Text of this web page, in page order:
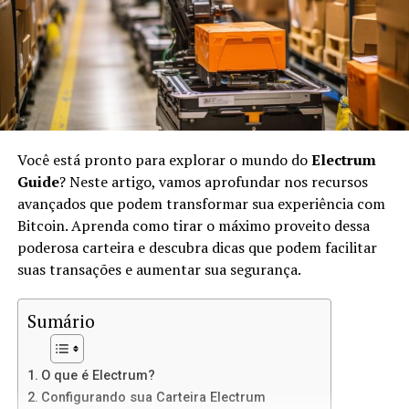
No IPFS, os arquivos são identificados por suas
hashes
únicas, em vez de endereços URL. Isso significa que,
quando você acessar um arquivo, estará acessando sua
versão exata, não importa onde ele esteja armazenado.
O IPFS usa conceitos depeer-to-peer(P2P) para
transferir arquivos diretamente entre os usuários.
Vantagens de Usar IPFS para Sites
Estáticos
Usar IPFS para hospedar sites estáticos oferece várias
vantagens:
Descentralização:
falha, o que significa mais resiliência contra
ataques e censura.
Velocidade:Como os arquivos são distribuídos
Você está pronto para explorar o mundo doElectrum
Guide? Neste artigo, vamos aprofundar nos recursos
avançados que podem transformar sua experiência com
Bitcoin. Aprenda como tirar o máximo proveito dessa
poderosa carteira e descubra dicas que podem facilitar
suas transações e aumentar sua segurança.
Sumário
O que é Electrum?
Configurando sua Carteira Electrum